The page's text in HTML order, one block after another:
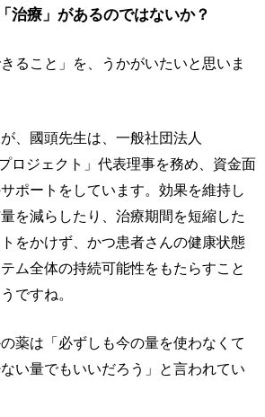
治療」があるのではないか？
ること」を、うかがいたいと思いま
、國頭先生は、一般社団法人
ロジェクト」代表理事を務め、資金面
ポートをしています。効果を維持し
を減らしたり、治療期間を短縮した
をかけず、かつ患者さんの健康状態
ム全体の持続可能性をもたらすこと
ですね。
薬は「必ずしも今の量を使わなくて
い量でもいいだろう」と言われてい